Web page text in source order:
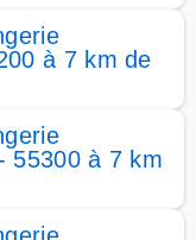
à 7 km de
55300 à 7 km